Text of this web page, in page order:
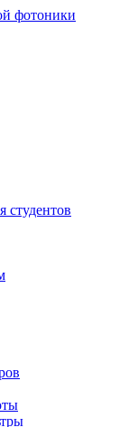
фотоники
студентов